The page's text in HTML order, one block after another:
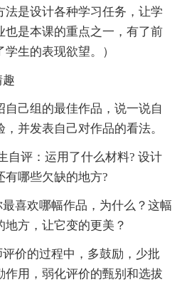
法是设计各种学习任务，让学
也是本课的重点之一，有了前
生的表现欲望。）
己组的最佳作品，说一说自
并发表自己对作品的看法。
评：运用了什么材料? 设计
有哪些欠缺的地方?
喜欢哪幅作品，为什么？这幅
方，让它变的更美？
价的过程中，多鼓励，少批
作用，弱化评价的甄别和选拔